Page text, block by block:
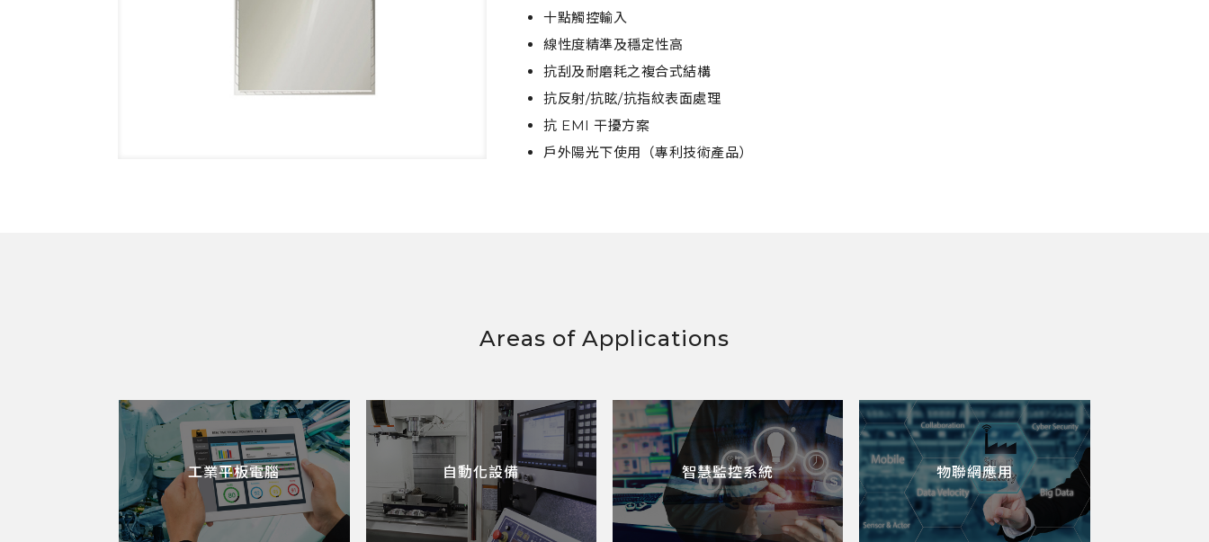
十點觸控輸入
線性度精準及穩定性高
抗刮及耐磨耗之複合式結構
抗反射/抗眩/抗指紋表面處理
抗 EMI 干擾方案
戶外陽光下使用（專利技術產品）
Areas of Applications
工業平板電腦 自動化設備 智慧監控系統 物聯網應用